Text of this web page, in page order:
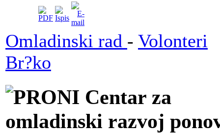
Omladinski rad - Volonteri
Br?ko
PRONI Centar za
omladinski razvoj